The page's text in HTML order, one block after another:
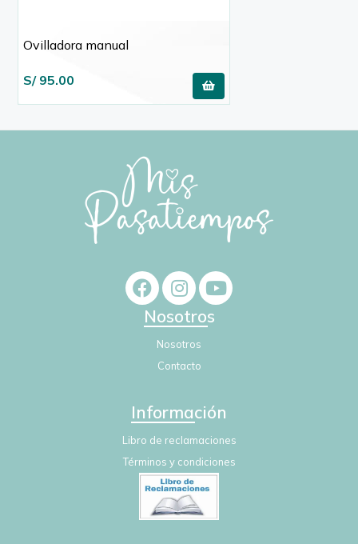
Ovilladora manual
S/ 95.00
Nosotros
Nosotros
Contacto
Información
Libro de reclamaciones
Términos y condiciones